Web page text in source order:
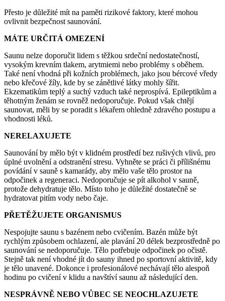
Přesto je důležité mít na paměti rizikové faktory, které mohou
ovlivnit bezpečnost saunování.
MÁTE URČITÁ OMEZENÍ
Saunu nelze doporučit lidem s těžkou srdeční nedostatečností,
vysokým krevním tlakem, arytmiemi nebo problémy s oběhem.
Také není vhodná při kožních problémech, jako jsou bércové vředy
nebo křečové žíly, kde by se zánětlivé látky mohly šířit.
Ekzematikům teplý a suchý vzduch také neprospívá. Epileptikům a
těhotným ženám se rovněž nedoporučuje. Pokud však chtějí
saunovat, měli by se poradit s lékařem ohledně zdravého postupu a
vhodnosti léků.
NERELAXUJETE
Saunování by mělo být v klidném prostředí bez rušivých vlivů, pro
úplné uvolnění a odstranění stresu. Vyhněte se práci či přílišnému
povídání v sauně s kamarády, aby mělo vaše tělo prostor na
odpočinek a regeneraci. Nedoporučuje se pít alkohol v sauně,
protože dehydratuje tělo. Místo toho je důležité dostatečně se
hydratovat pitím vody nebo čaje.
PŘETĚŽUJETE ORGANISMUS
Nespojujte saunu s bazénem nebo cvičením. Bazén může být
rychlým způsobem ochlazení, ale plavání 20 délek bezprostředně po
saunování se nedoporučuje. Tělo potřebuje odpočinek po očistě.
Stejně tak není vhodné jít do sauny ihned po sportovní aktivitě, kdy
je tělo unavené. Dokonce i profesionálové nechávají tělo alespoň
hodinu po cvičení v klidu a navštíví saunu až následující den.
NESPRÁVNĚ NEBO VŮBEC SE NEOCHLAZUJETE